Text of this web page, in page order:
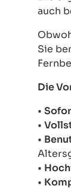
auch
Sie
Die
•
•
•
•
•